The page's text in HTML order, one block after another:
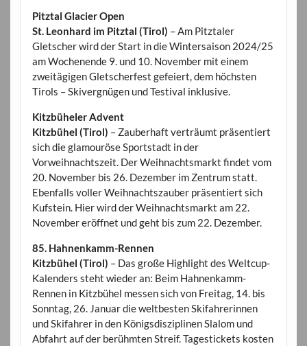
Pitztal Glacier Open
St. Leonhard im Pitztal (Tirol) – Am Pitztaler
Gletscher wird der Start in die Wintersaison 2024/25
am Wochenende 9. und 10. November mit einem
zweitägigen Gletscherfest gefeiert, dem höchsten
Tirols – Skivergnügen und Testival inklusive.
Kitzbüheler Advent
Kitzbühel (Tirol) – Zauberhaft verträumt präsentiert
sich die glamouröse Sportstadt in der
Vorweihnachtszeit. Der Weihnachtsmarkt findet vom
20. November bis 26. Dezember im Zentrum statt.
Ebenfalls voller Weihnachtszauber präsentiert sich
Kufstein. Hier wird der Weihnachtsmarkt am 22.
November eröffnet und geht bis zum 22. Dezember.
85. Hahnenkamm-Rennen
Kitzbühel (Tirol) – Das große Highlight des Weltcup-
Kalenders steht wieder an: Beim Hahnenkamm-
Rennen in Kitzbühel messen sich von Freitag, 14. bis
Sonntag, 26. Januar die weltbesten Skifahrerinnen
und Skifahrer in den Königsdisziplinen Slalom und
Abfahrt auf der berühmten Streif. Tagestickets kosten